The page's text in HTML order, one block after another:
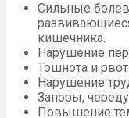
Сильные
кишечника.
Нарушение
Тошнота и
Нарушение
Запоры,
Повышение